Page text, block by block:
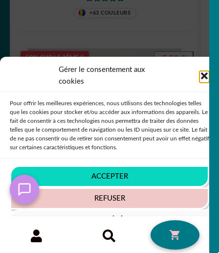
Gérer le consentement aux
cookies
Pour offrir les meilleures expériences, nous utilisons des technologies telles
que les cookies pour stocker et/ou accéder aux informations des appareils. Le
fait de consentir à ces technologies nous permettra de traiter des données
telles que le comportement de navigation ou les ID uniques sur ce site. Le fait
de ne pas consentir ou de retirer son consentement peut avoir un effet négatif
sur certaines caractéristiques et fonctions.
ACCEPTER
REFUSER
Politique de confidentialité
+63 COULEURS
50% SUR LE 2ÈME !!
Sticker autocollant personnage manga feuille
2
5,50€
Recherche
RECHERCHE